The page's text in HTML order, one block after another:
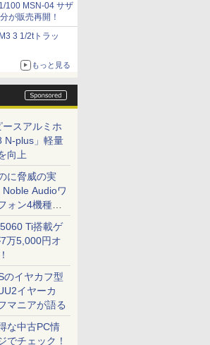
100 MSN-04 サザ
が販売再開！
3 1/2tトラッ
もっと見る
ースアルミホ
N-plus」軽量
向上
に脅威の実
Audioワ
ォン4機種を
Ti搭載ゲ
万5,000円オ
のイヤカフ型
イヤーカ
マニアが語る
な中古PC情
でチェック！